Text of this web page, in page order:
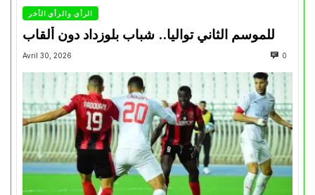
الرأي والرأي الأخر
للموسم الثاني تواليا.. شباب بلوزداد دون ألقاب
Avril 30, 2026 0